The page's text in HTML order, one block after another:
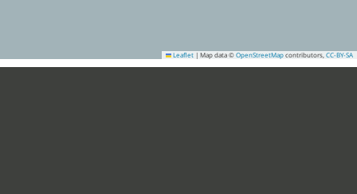
Leaflet | Map data © OpenStreetMap contributors, CC-BY-SA